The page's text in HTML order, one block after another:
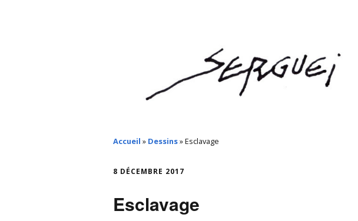
Accueil » Dessins»Esclavage
8 DÉCEMBRE 2017
Esclavage